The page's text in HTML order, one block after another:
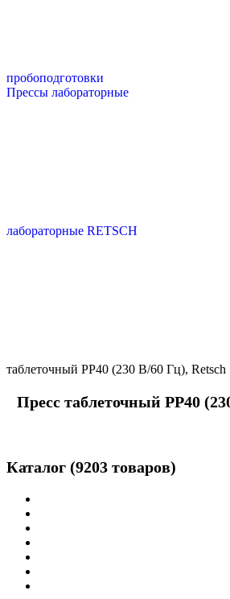
пробоподготовки
Прессы лабораторные
лабораторные RETSCH
таблеточный PP40 (230 В/60 Гц), Retsch
Пресс таблеточный PP40
Каталог (9203 товаров)